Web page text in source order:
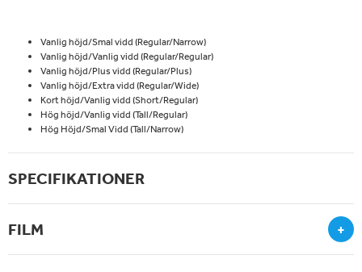
Vanlig höjd/Smal vidd (Regular/Narrow)
Vanlig höjd/Vanlig vidd (Regular/Regular)
Vanlig höjd/Plus vidd (Regular/Plus)
Vanlig höjd/Extra vidd (Regular/Wide)
Kort höjd/Vanlig vidd (Short/Regular)
Hög höjd/Vanlig vidd (Tall/Regular)
Hög Höjd/Smal Vidd (Tall/Narrow)
SPECIFIKATIONER
FILM +